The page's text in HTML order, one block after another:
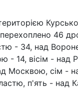
46
- 34, над
- 14, вісім - над
Москвою, сім -
п'ять - над